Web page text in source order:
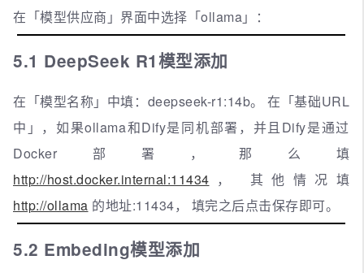
在「模型供应商」界面中选择「ollama」：
5.1 DeepSeek R1模型添加
在「模型名称」中填：deepseek-r1:14b。 在「基础URL
中」，如果ollama和Dify是同机部署，并且Dify是通过
Docker部署，那么填
http://host.docker.internal:11434 ， 其他情况填
http://ollama 的地址:11434， 填完之后点击保存即可。
5.2 Embeding模型添加